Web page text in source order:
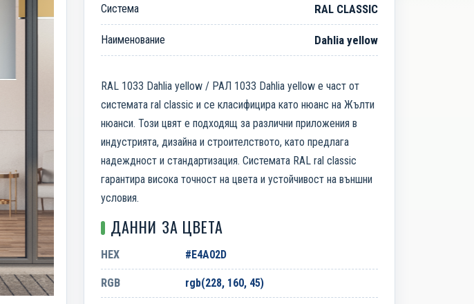
Система RAL CLASSIC
Наименование Dahlia yellow
RAL 1033 Dahlia yellow / РАЛ 1033 Dahlia yellow е част от
системата ral classic и се класифицира като нюанс на Жълти
нюанси. Този цвят е подходящ за различни приложения в
индустрията, дизайна и строителството, като предлага
надеждност и стандартизация. Системата RAL ral classic
гарантира висока точност на цвета и устойчивост на външни
условия.
ДАННИ ЗА ЦВЕТА
HEX #E4A02D
RGB rgb(228, 160, 45)